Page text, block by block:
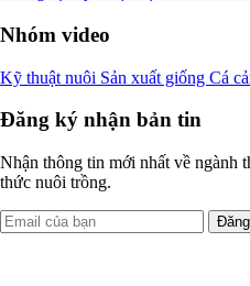
Nhóm video
Kỹ thuật nuôi Sản xuất giống Cá
Đăng ký nhận bản tin
Nhận thông tin mới nhất về ngành
thức nuôi trồng.